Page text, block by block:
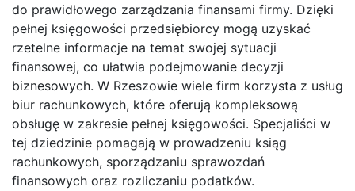
do prawidłowego zarządzania finansami firmy. Dzięki
pełnej księgowości przedsiębiorcy mogą uzyskać
rzetelne informacje na temat swojej sytuacji
finansowej, co ułatwia podejmowanie decyzji
biznesowych. W Rzeszowie wiele firm korzysta z usług
biur rachunkowych, które oferują kompleksową
obsługę w zakresie pełnej księgowości. Specjaliści w
tej dziedzinie pomagają w prowadzeniu ksiąg
rachunkowych, sporządzaniu sprawozdań
finansowych oraz rozliczaniu podatków.